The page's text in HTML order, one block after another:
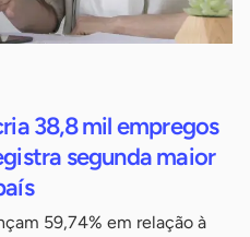
38,8 mil empregos
segunda maior
59,74% em relação à